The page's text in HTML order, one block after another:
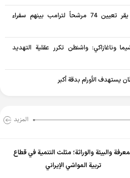
مجلس الشيوخ الأميركي يقر تعيين 74 مرشحاً لترامب بينهم سفراء
وناغازاكي: واشنطن تكرر عقلية التهديد
يستهدف الأورام بدقة أكبر
المزید
والبيئة والوراثة؛ مثلث التنمية في قطاع
تربية المواشي الإيراني